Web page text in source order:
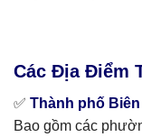
Các Địa Điểm
✅ Thành phố
Bao gồm các